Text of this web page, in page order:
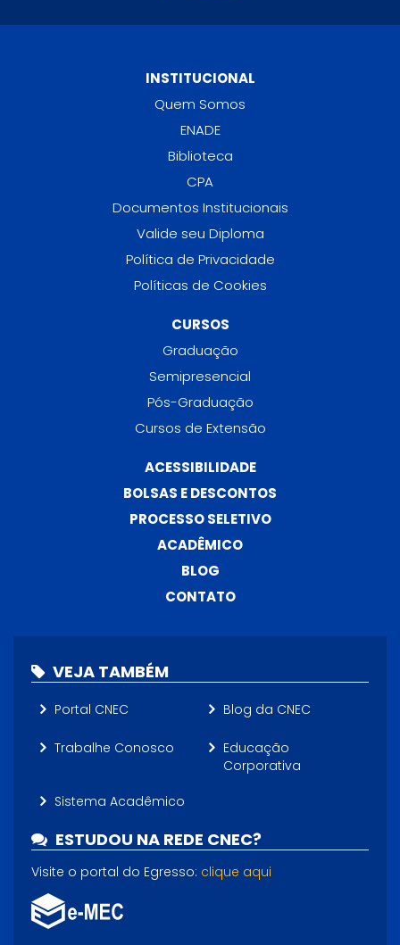
INSTITUCIONAL
Quem Somos
ENADE
Biblioteca
CPA
Documentos Institucionais
Valide seu Diploma
Política de Privacidade
Políticas de Cookies
CURSOS
Graduação
Semipresencial
Pós-Graduação
Cursos de Extensão
ACESSIBILIDADE
BOLSAS E DESCONTOS
PROCESSO SELETIVO
ACADÊMICO
BLOG
CONTATO
VEJA TAMBÉM
Portal CNEC Blog da CNEC
Trabalhe Conosco
Educação
Corporativa
Sistema Acadêmico
ESTUDOU NA REDE CNEC?
Visite o portal do Egresso: clique aqui